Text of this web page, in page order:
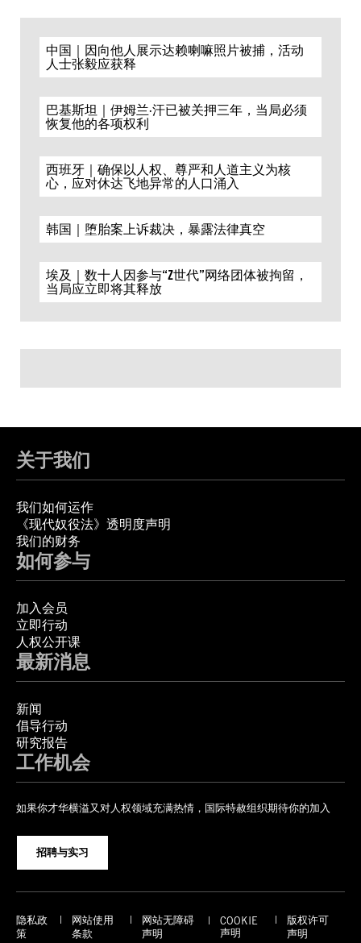
中国｜因向他人展示达赖喇嘛照片被捕，活动
人士张毅应获释
巴基斯坦｜伊姆兰·汗已被关押三年，当局必须
恢复他的各项权利
西班牙｜确保以人权、尊严和人道主义为核
心，应对休达飞地异常的人口涌入
韩国｜堕胎案上诉裁决，暴露法律真空
埃及｜数十人因参与“Z世代”网络团体被拘留，
当局应立即将其释放
关于我们
我们如何运作
《现代奴役法》透明度声明
我们的财务
如何参与
加入会员
立即行动
人权公开课
最新消息
新闻
倡导行动
研究报告
工作机会
如果你才华横溢又对人权领域充满热情，国际特赦组织期待你的加入
招聘与实习
隐私政
策
网站使用
条款
网站无障碍
声明
COOKIE
声明
版权许可
声明